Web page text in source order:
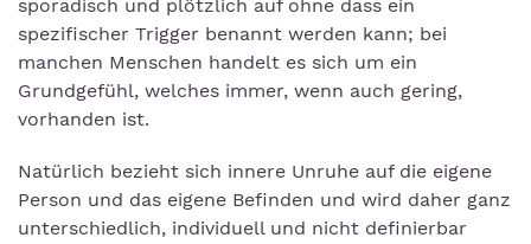
sporadisch und plötzlich auf ohne dass ein
spezifischer Trigger benannt werden kann; bei
manchen Menschen handelt es sich um ein
Grundgefühl, welches immer, wenn auch gering,
vorhanden ist.
Natürlich bezieht sich innere Unruhe auf die eigene
Person und das eigene Befinden und wird daher ganz
unterschiedlich, individuell und nicht definierbar